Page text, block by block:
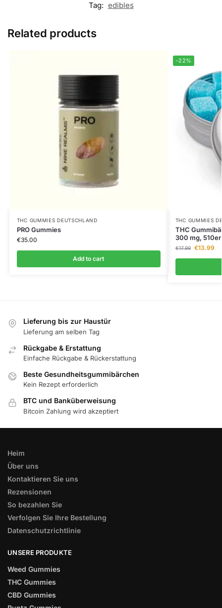
Tag: edibles
Related products
THC GUMMIES DEUTSCHLAND
PRO Gummies
€35.00
Add to cart
-22%
THC GUMMIES
THC
300 mg,
€17.99 €13.99
Lieferung bis zur Haustür
Lieferung am selben Tag
Rückgabe & Erstattung
Einfache Rückgabe & Rückerstattung
Beste Gesundheitsgummibärchen
Kein Rezept erforderlich
BTC und Banküberweisung
Bitcoin Zahlung wird akzeptiert
Heim
Über uns
Kontaktieren Sie uns
Rezensionen
So bezahlen Sie
Verfolgen Sie Ihre Bestellung
Datenschutzrichtlinie
UNSERE PRODUKTE
Weed Gummies
THC Gummies
CBD Gummies